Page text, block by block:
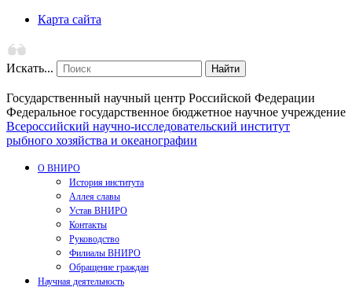
Карта сайта
Искать... Найти
Государственный научный центр Российской Федерации
Федеральное государственное бюджетное научное учреждение
Всероссийский научно-исследовательский институт
рыбного хозяйства и океанографии
О ВНИРО
История института
Аллея славы
Устав ВНИРО
Контакты
Руководство
Филиалы ВНИРО
Обращение граждан
Научная деятельность